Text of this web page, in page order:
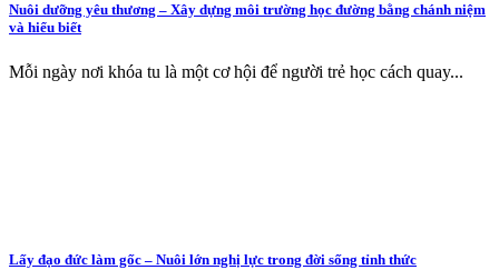
Nuôi dưỡng yêu thương – Xây dựng môi trường học đường bằng chánh niệm
và hiểu biết
Mỗi ngày nơi khóa tu là một cơ hội để người trẻ học cách quay...
Lấy đạo đức làm gốc – Nuôi lớn nghị lực trong đời sống tỉnh thức